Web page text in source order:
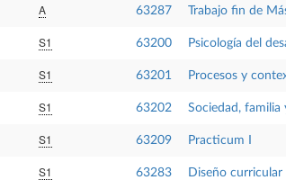
A 63287 Trabajo fin de
S1 63200 Psicología del
S1 63201 Procesos y
S1 63202 Sociedad, familia
S1 63209 Practicum I
S1 63283 Diseño